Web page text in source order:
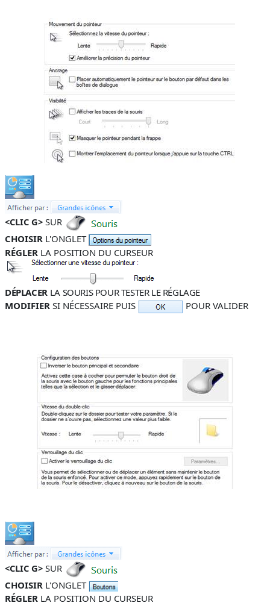
<CLIC G> SUR
CHOISIR L'ONGLET
RÉGLER LA POSITION DU CURSEUR
DÉPLACER LA SOURIS POUR TESTER LE RÉGLAGE
MODIFIER SI NÉCESSAIRE PUIS POUR VALIDER
<CLIC G> SUR
CHOISIR L'ONGLET
RÉGLER LA POSITION DU CURSEUR